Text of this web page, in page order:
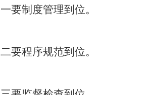
一要制度管理到位。
二要程序规范到位。